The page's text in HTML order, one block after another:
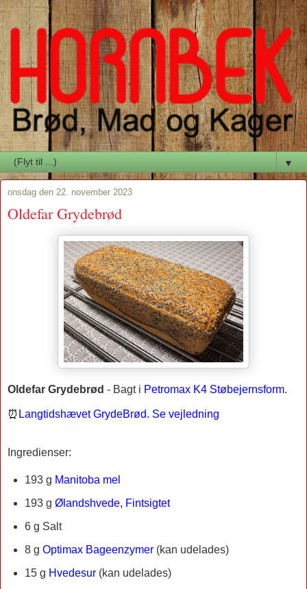
▼
onsdag den 22. november 2023
Oldefar Grydebrød
Oldefar Grydebrød - Bagt i Petromax K4 Støbejernsform.
⏰ Langtidshævet GrydeBrød. Se vejledning
Ingredienser:
193 g Manitoba mel
193 g Ølandshvede, Fintsigtet
6 g Salt
8 g Optimax Bageenzymer(kan udelades)
15 g Hvedesur(kan udelades)